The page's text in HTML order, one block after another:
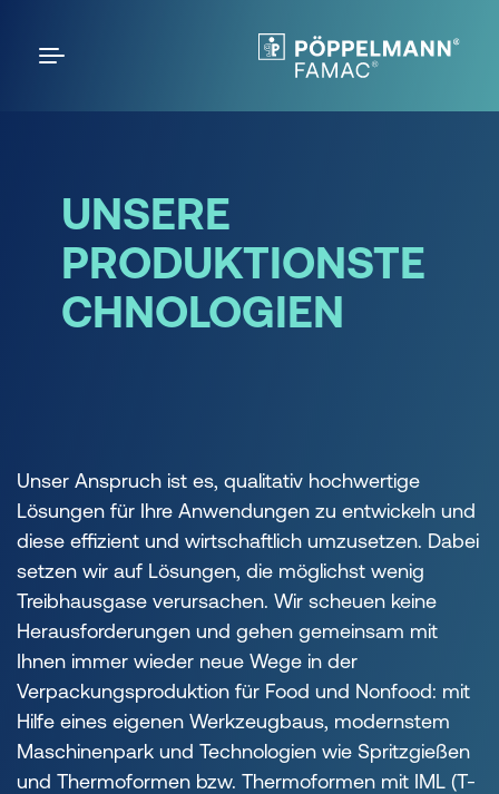
UNSERE
PRODUKTIONSTE
CHNOLOGIEN
Unser Anspruch ist es, qualitativ hochwertige
Lösungen für Ihre Anwendungen zu entwickeln und
diese effizient und wirtschaftlich umzusetzen. Dabei
setzen wir auf Lösungen, die möglichst wenig
Treibhausgase verursachen. Wir scheuen keine
Herausforderungen und gehen gemeinsam mit
Ihnen immer wieder neue Wege in der
Verpackungsproduktion für Food und Nonfood: mit
Hilfe eines eigenen Werkzeugbaus, modernstem
Maschinenpark und Technologien wie Spritzgießen
und Thermoformen bzw. Thermoformen mit IML (T-